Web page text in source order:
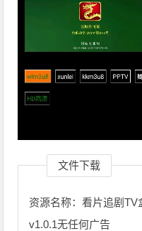
文件下载
资源名称：看片追剧
v1.0.1无任何广告